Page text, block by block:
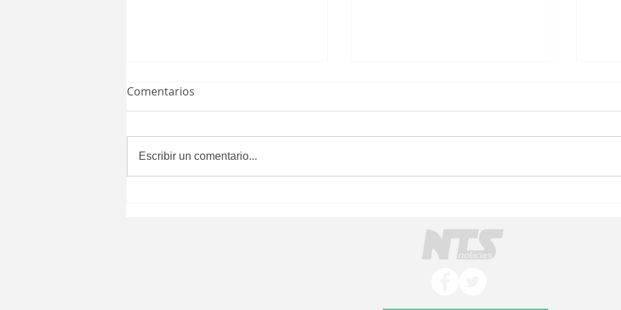
inicial al fortalecimiento del
cooperativismo
Comentarios
Escribir un comentario...